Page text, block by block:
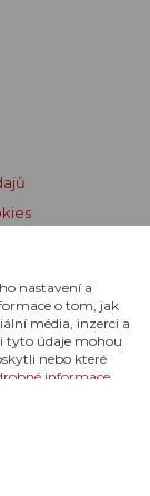
nastavení a
o tom, jak
média, inzerci a
tyto údaje mohou
nebo které
informace